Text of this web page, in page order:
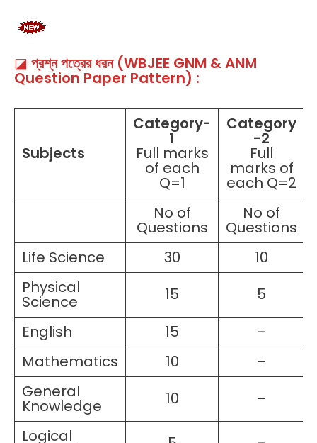
◪ প্রশ্ন পত্রের ধরন (WBJEE GNM & ANM
Question Paper Pattern) :
Subjects
Category-
1
Full marks
of each
Q=1
Category
-2
Full
marks of
each Q=2
No of
Questions
No of
Questions
Life Science
30
10
Physical
Science 15
5
English
15
–
Mathematics
10
–
General
Knowledge 10
–
Logical